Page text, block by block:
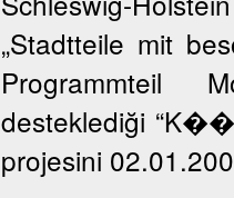
„Stadtteile mit
Programmteil
desteklediği
projesini